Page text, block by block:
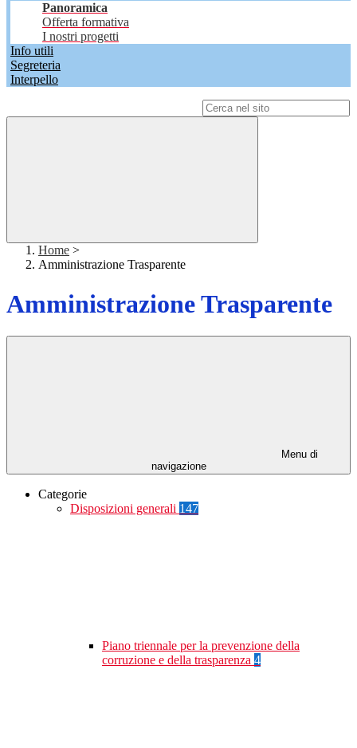
Panoramica
Offerta formativa
I nostri progetti
Info utili
Segreteria
Interpello
Home >
Amministrazione Trasparente
Amministrazione Trasparente
Menu di
navigazione
Categorie
Disposizioni generali 147
Piano triennale per la prevenzione della
corruzione e della trasparenza 4